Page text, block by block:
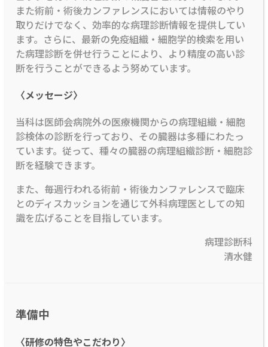
また術前・術後カンファレンスにおいては情報のやり
取りだけでなく、効率的な病理診断情報を提供してい
ます。さらに、最新の免疫組織・細胞学的検索を用い
た病理診断を併せ行うことにより、より精度の高い診
断を行うことができるよう努めています。
〈メッセージ〉
当科は医師会病院外の医療機関からの病理組織・細胞
診検体の診断を行っており、その臓器は多種にわたっ
ています。従って、種々の臓器の病理組織診断・細胞診
断を経験できます。
また、毎週行われる術前・術後カンファレンスで臨床
とのディスカッションを通じて外科病理医としての知
識を広げることを目指しています。
病理診断科
清水健
準備中
〈研修の特色やこだわり〉